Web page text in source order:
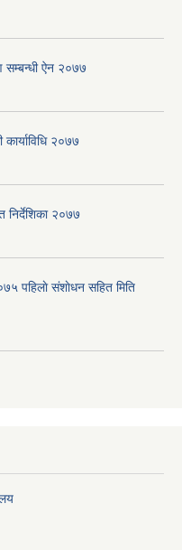
सम्बन्धी ऐन २०७७
२०७७
निर्देशिका २०७७
पहिलाे स‌ंशाेधन सहित मिति